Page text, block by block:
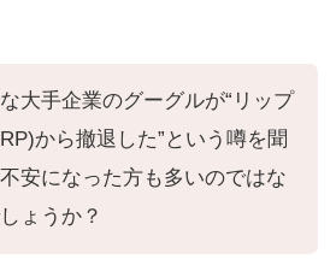
大手企業のグーグルが“リップ
から撤退した”という噂を聞
安になった方も多いのではな
ょうか？